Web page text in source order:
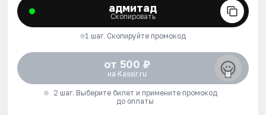
адмитад
Скопировать
1 шаг. Скопируйте промокод
от 500 ₽
на Kassir.ru
2 шаг. Выберите билет и примените промокод
до оплаты